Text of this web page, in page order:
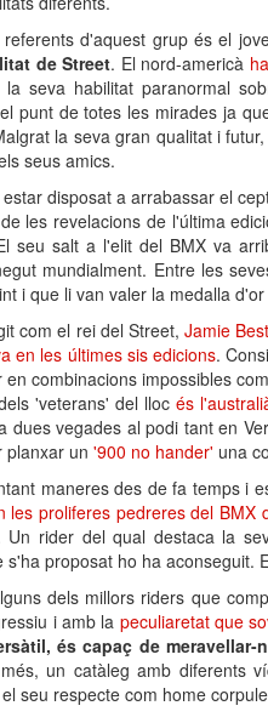
d'aquest grup és el
de Street. El nord-americà
la seva habilitat paranormal
punt de totes les mirades ja
la seva gran qualitat i
seus amics.
disposat a arrabassar el
les revelacions de l'última
seu salt a l'elit del BMX va
mundialment. Entre les
i que li van valer la medalla
com el rei del Street, Jamie
en les últimes sis edicions.
combinacions impossibles
'veterans' del lloc és
dues vegades al podi tant en
planxar un '900 no hander' una
maneres des de fa temps i
les proliferes pedreres del BMX
Un rider del qual destaca la
s'ha proposat ho ha aconseguit.
dels millors riders que
i amb la peculiaretat que
és capaç de
un catàleg amb diferents
seu respecte com home